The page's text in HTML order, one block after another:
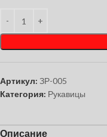
Артикул: ЗР-005
Категория: Рукавицы
Описание